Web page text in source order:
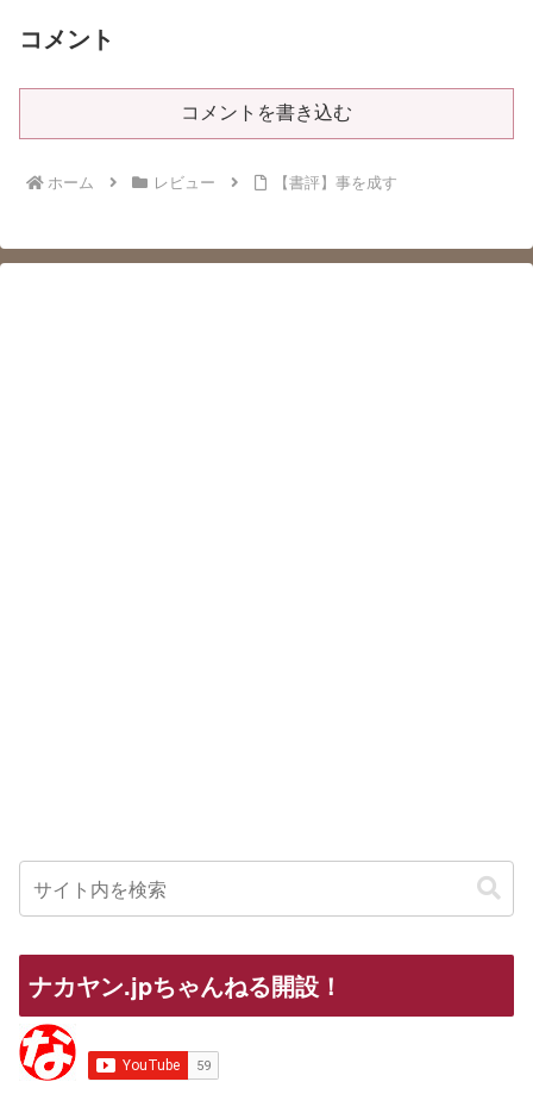
コメント
コメントを書き込む
ホーム レビュー 【書評】事を成す
ナカヤン.jpちゃんねる開設！